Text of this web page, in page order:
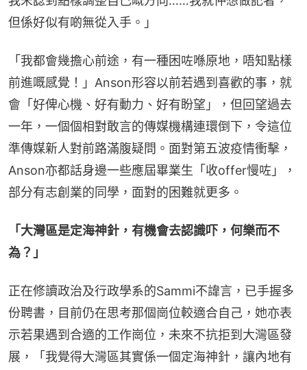
但係好似有啲無從入手。」
「我都會幾擔心前途，有一種困咗喺原地，唔知點樣
前進嘅感覺！」Anson形容以前若遇到喜歡的事，就
會「好俾心機、好有動力、好有盼望」，但回望過去
一年，一個個相對敢言的傳媒機構連環倒下，令這位
準傳媒新人對前路滿腹疑問。面對第五波疫情衝擊，
Anson亦都話身邊一些應屆畢業生「收offer慢咗」，
部分有志創業的同學，面對的困難就更多。
「大灣區是定海神針，有機會去認識吓，何樂而不
為？」
正在修讀政治及行政學系的Sammi不諱言，已手握多
份聘書，目前仍在思考那個崗位較適合自己，她亦表
示若果遇到合適的工作崗位，未來不抗拒到大灣區發
展，「我覺得大灣區其實係一個定海神針，讓內地有